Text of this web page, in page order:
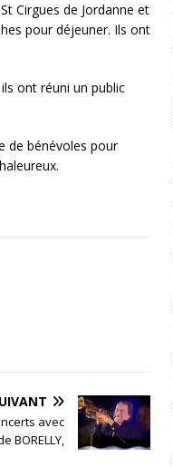
Cirgues de Jordanne et
pour déjeuner. Ils ont
ont réuni un public
de bénévoles pour
avec
BORELLY,